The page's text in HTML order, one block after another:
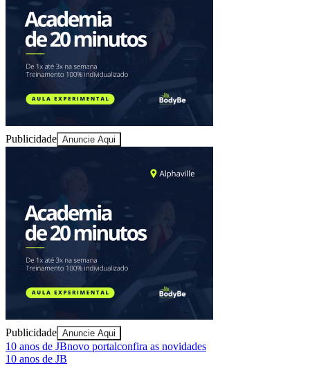
Publicidade Anuncie Aqui
Publicidade Anuncie Aqui
10 anos de JBnovo portalconfira as novidades
10 anos de JB